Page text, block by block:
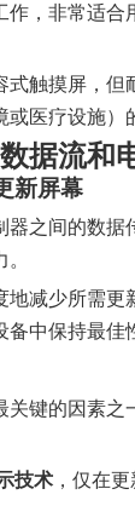
作，非常适
式触摸屏，
医疗设施）
据流和
新屏幕
之间的数
减少所需
中保持最佳
关键的因素
技术 ，仅在